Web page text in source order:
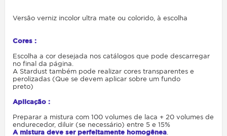
Versão verniz incolor ultra mate ou colorido, à escolha
Cores :
Escolha a cor desejada nos catálogos que pode descarregar
no final da página.
A Stardust também pode realizar cores transparentes e
perolizadas (Que se devem aplicar sobre um fundo
preto)
Aplicação :
Preparar a mistura com 100 volumes de laca + 20 volumes de
endurecedor, diluir (se necessário) entre 5 e 15%
A mistura deve ser perfeitamente homogênea.